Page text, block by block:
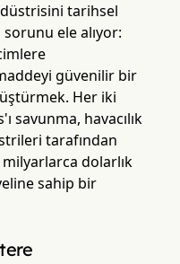
tarihsel
ele alıyor:
güvenilir bir
Her iki
savunma, havacılık
tarafından
dolarlık
sahip bir